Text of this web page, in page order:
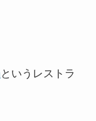
というレストラ